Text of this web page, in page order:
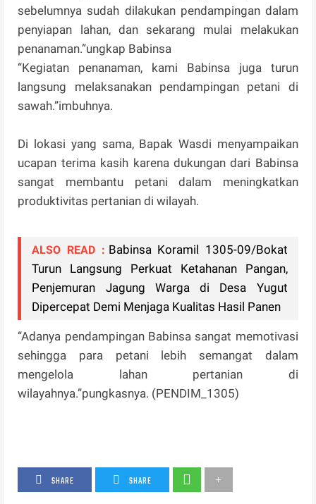
sebelumnya sudah dilakukan pendampingan dalam
penyiapan lahan, dan sekarang mulai melakukan
penanaman.”ungkap Babinsa
“Kegiatan penanaman, kami Babinsa juga turun
langsung melaksanakan pendampingan petani di
sawah.”imbuhnya.
Di lokasi yang sama, Bapak Wasdi menyampaikan
ucapan terima kasih karena dukungan dari Babinsa
sangat membantu petani dalam meningkatkan
produktivitas pertanian di wilayah.
ALSO READ : Babinsa Koramil 1305-09/Bokat
Turun Langsung Perkuat Ketahanan Pangan,
Penjemuran Jagung Warga di Desa Yugut
Dipercepat Demi Menjaga Kualitas Hasil Panen
“Adanya pendampingan Babinsa sangat memotivasi
sehingga para petani lebih semangat dalam
mengelola lahan pertanian di
wilayahnya.”pungkasnya. (PENDIM_1305)
SHARE SHARE